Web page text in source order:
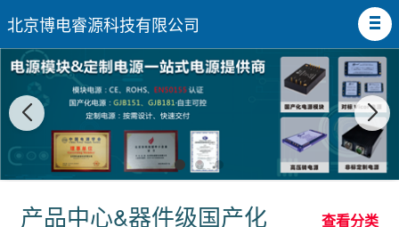
北京博电睿源科技有限公司
查看分类
产品中心&器件级国产化